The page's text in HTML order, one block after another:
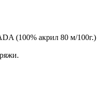
(100% акрил 80 м/100г.)